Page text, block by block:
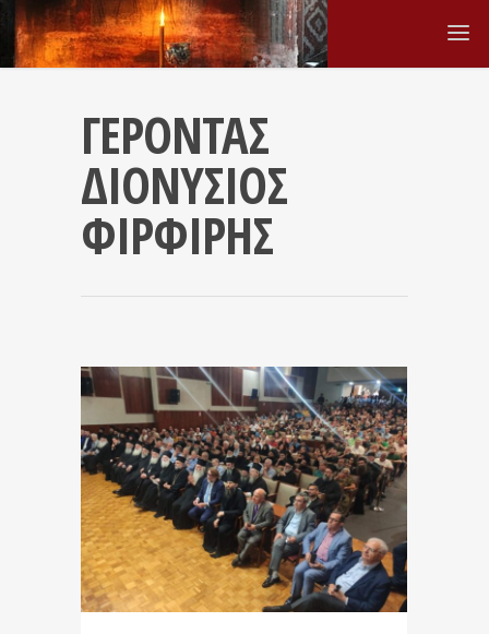
ΓΕΡΟΝΤΑΣ
ΔΙΟΝΥΣΙΟΣ
ΦΙΡΦΙΡΗΣ